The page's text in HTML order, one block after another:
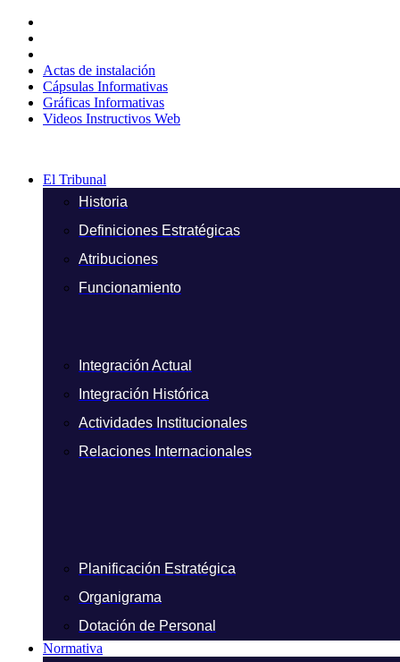
contenido
Actas de instalación
Cápsulas Informativas
Gráficas Informativas
Videos Instructivos Web
El Tribunal
Historia
Definiciones Estratégicas
Atribuciones
Funcionamiento
Integración Actual
Integración Histórica
Actividades Institucionales
Relaciones Internacionales
Planificación Estratégica
Organigrama
Dotación de Personal
Normativa